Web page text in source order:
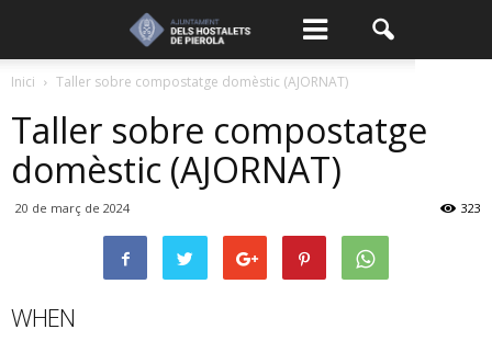
Inici Taller sobre compostatge domèstic (AJORNAT)
Taller sobre compostatge
domèstic (AJORNAT)
20 de març de 2024 323
WHEN